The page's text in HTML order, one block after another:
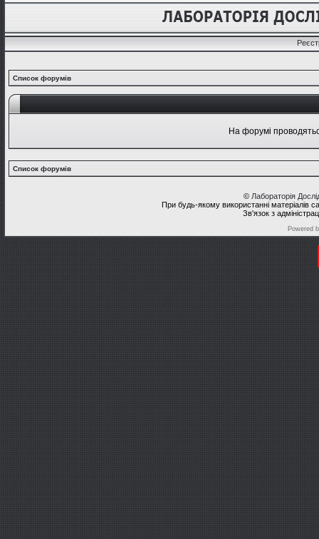
Список форумів
На форумі
Список форумів
© Лабораторія
При будь-якому використанні матеріалів
Зв'язок з
Powered